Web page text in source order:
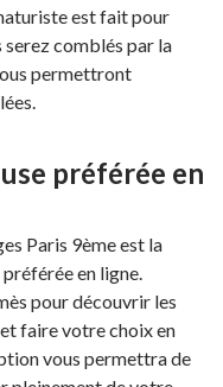
est fait pour
serez comblés par la
permettront
préférée en
Paris 9ème est la
en ligne.
pour découvrir les
faire votre choix en
vous permettra de